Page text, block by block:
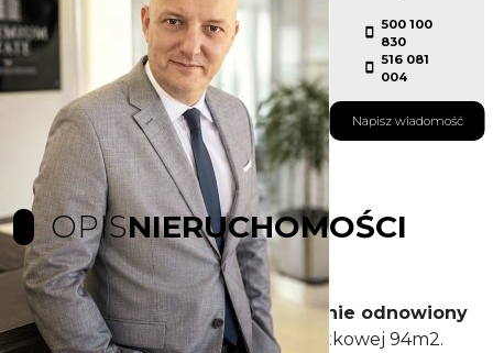
500 100
830
516 081
004
Napisz wiadomość
OPISNIERUCHOMOŚCI
Sprzedam przedwojenny, gruntownie odnowiony
dom w Tanowie , o powierzchni użytkowej 94m2.